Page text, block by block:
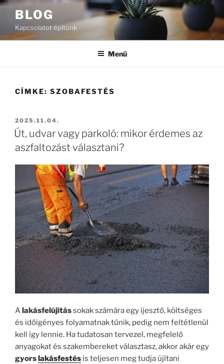
Tartalomhoz
BLOG
Kapcsolatot építünk
Menü
CÍMKE: SZOBAFESTÉS
BEKÜLDVE:
2025.11.04.
Út, udvar vagy parkoló: mikor érdemes az
aszfaltozást választani?
A lakásfelújítássokak számára egy ijesztő, költséges
és időigényes folyamatnak tűnik, pedig nem feltétlenül
kell így lennie. Ha tudatosan tervezel, megfelelő
anyagokat és szakembereket választasz, akkor akár egy
gyors lakásfestés is teljesen meg tudja újítani